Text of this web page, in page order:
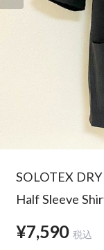
SOLOTEX
Half Sleeve
¥7,590 税込